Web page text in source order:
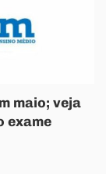
maio; veja
exame